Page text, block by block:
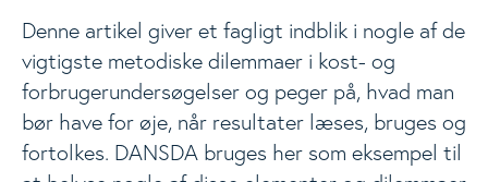
Denne artikel giver et fagligt indblik i nogle af de
vigtigste metodiske dilemmaer i kost- og
forbrugerundersøgelser og peger på, hvad man
bør have for øje, når resultater læses, bruges og
fortolkes. DANSDA bruges her som eksempel til